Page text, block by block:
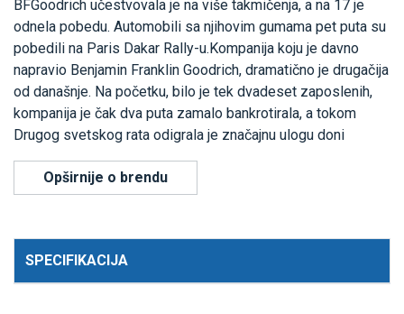
BFGoodrich učestvovala je na više takmičenja, a na 17 je
odnela pobedu. Automobili sa njihovim gumama pet puta su
pobedili na Paris Dakar Rally-u.Kompanija koju je davno
napravio Benjamin Franklin Goodrich, dramatično je drugačija
od današnje. Na početku, bilo je tek dvadeset zaposlenih,
kompanija je čak dva puta zamalo bankrotirala, a tokom
Drugog svetskog rata odigrala je značajnu ulogu doni
Opširnije o brendu
SPECIFIKACIJA